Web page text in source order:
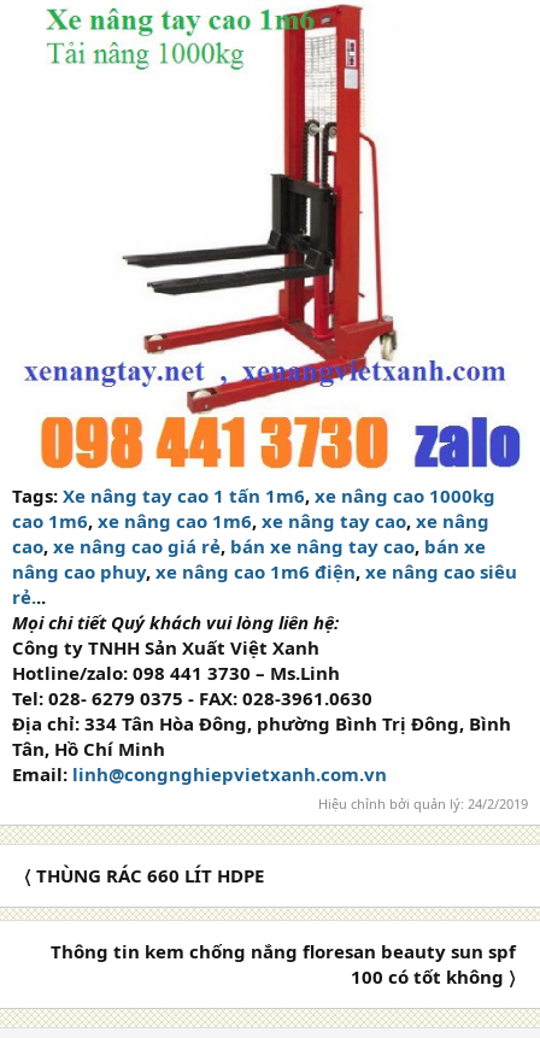
Tags: Xe nâng tay cao 1 tấn 1m6, xe nâng cao 1000kg
cao 1m6, xe nâng cao 1m6, xe nâng tay cao, xe nâng
cao, xe nâng cao giá rẻ, bán xe nâng tay cao, bán xe
nâng cao phuy, xe nâng cao 1m6 điện, xe nâng cao siêu
rẻ...
Mọi chi tiết Quý khách vui lòng liên hệ:
Công ty TNHH Sản Xuất Việt Xanh
Hotline/zalo: 098 441 3730 – Ms.Linh
Tel: 028- 6279 0375 - FAX: 028-3961.0630
Địa chỉ: 334 Tân Hòa Đông, phường Bình Trị Đông, Bình
Tân, Hồ Chí Minh
Email: linh@congnghiepvietxanh.com.vn
Hiệu chỉnh bởi quản lý: 24/2/2019
〈 THÙNG RÁC 660 LÍT HDPE
Thông tin kem chống nắng floresan beauty sun spf
100 có tốt không 〉